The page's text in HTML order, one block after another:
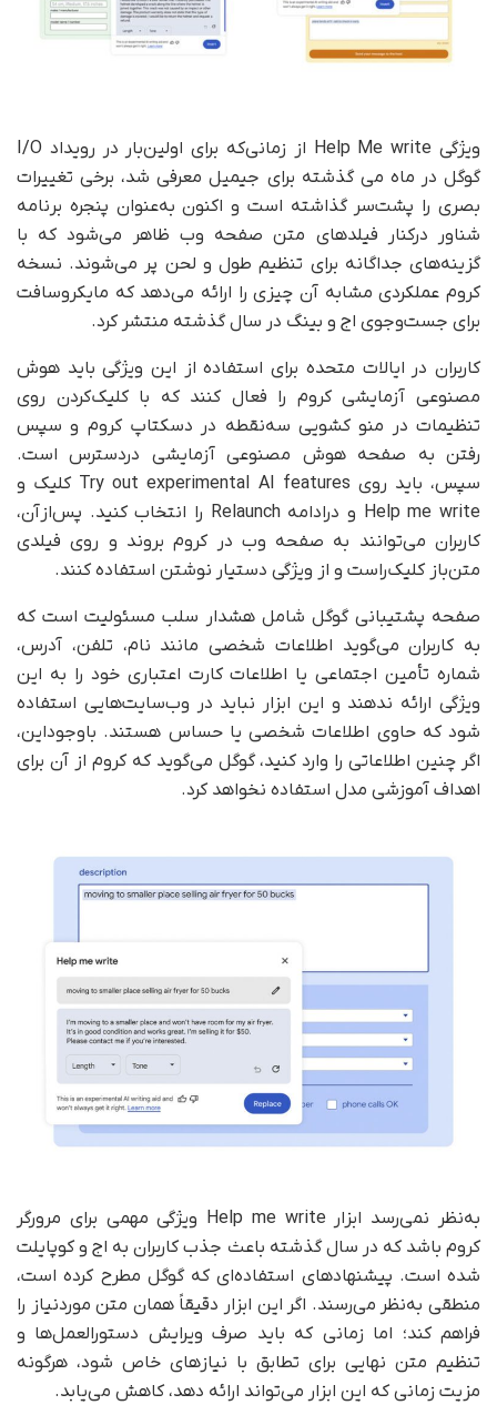
ویژگی Help Me write از زمانی‌که برای اولین‌بار در رویداد I/O
گوگل در ماه می گذشته برای جیمیل معرفی شد، برخی تغییرات
بصری را پشت‌سر گذاشته است و اکنون به‌عنوان پنجره برنامه
شناور در‌کنار فیلدهای متن صفحه وب ظاهر می‌شود که با
گزینه‌های جداگانه برای تنظیم طول و لحن پر می‌شوند. نسخه
کروم عملکردی مشابه آن‌ چیزی را ارائه می‌دهد که مایکروسافت
برای جست‌وجوی اج و بینگ در سال گذشته منتشر کرد.
کاربران در ایالات متحده برای استفاده از این ویژگی باید هوش
مصنوعی آزمایشی کروم را فعال کنند که با کلیک‌کردن روی
تنظیمات در منو کشویی سه‌نقطه در دسکتاپ کروم و سپس
رفتن به صفحه هوش مصنوعی آزمایشی دردسترس است.
سپس، باید روی Try out experimental AI features کلیک و
Help me write و درادامه Relaunch را انتخاب کنید. پس‌ازآن،
کاربران می‌توانند به صفحه وب در کروم بروند و روی فیلدی
متن‌باز کلیک‌راست و از ویژگی دستیار نوشتن استفاده کنند.
صفحه پشتیبانی گوگل شامل هشدار سلب مسئولیت است که
به کاربران می‌گوید اطلاعات شخصی مانند نام، تلفن، آدرس،
شماره تأمین اجتماعی یا اطلاعات کارت اعتباری خود را به این
ویژگی ارائه ندهند و این ابزار نباید در وب‌سایت‌هایی استفاده
شود که حاوی اطلاعات شخصی یا حساس هستند. باوجوداین،
اگر چنین اطلاعاتی را وارد کنید، گوگل می‌گوید که کروم از آن برای
اهداف آموزشی مدل استفاده نخواهد کرد.
به‌نظر نمی‌رسد ابزار Help me write ویژگی مهمی برای مرورگر
کروم باشد که در سال گذشته باعث جذب کاربران به اج و کوپایلت
شده است. پیشنهاد‌های استفاده‌ای که گوگل مطرح کرده است،
منطقی به‌نظر می‌رسند. اگر این ابزار دقیقاً همان متن مورد‌نیاز را
فراهم کند؛ اما زمانی که باید صرف ویرایش دستورالعمل‌ها و
تنظیم متن نهایی برای تطابق با نیازهای خاص شود، هر‌گونه
مزیت زمانی که این ابزار می‌تواند ارائه دهد، کاهش می‌یابد.